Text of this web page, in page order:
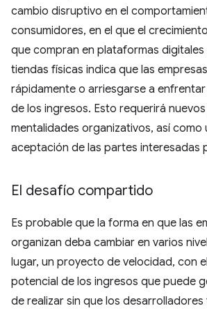
cambio disruptivo en el
consumidores, en el que el
que compran en plataformas digitales
tiendas físicas indica que las
rápidamente o arriesgarse a
de los ingresos. Esto requerirá
mentalidades organizativos, así como
aceptación de las partes interesadas
El desafío compartido
Es probable que la forma en que las
organizan deba cambiar en varios
lugar, un proyecto de velocidad, con
potencial de los ingresos que puede
de realizar sin que los